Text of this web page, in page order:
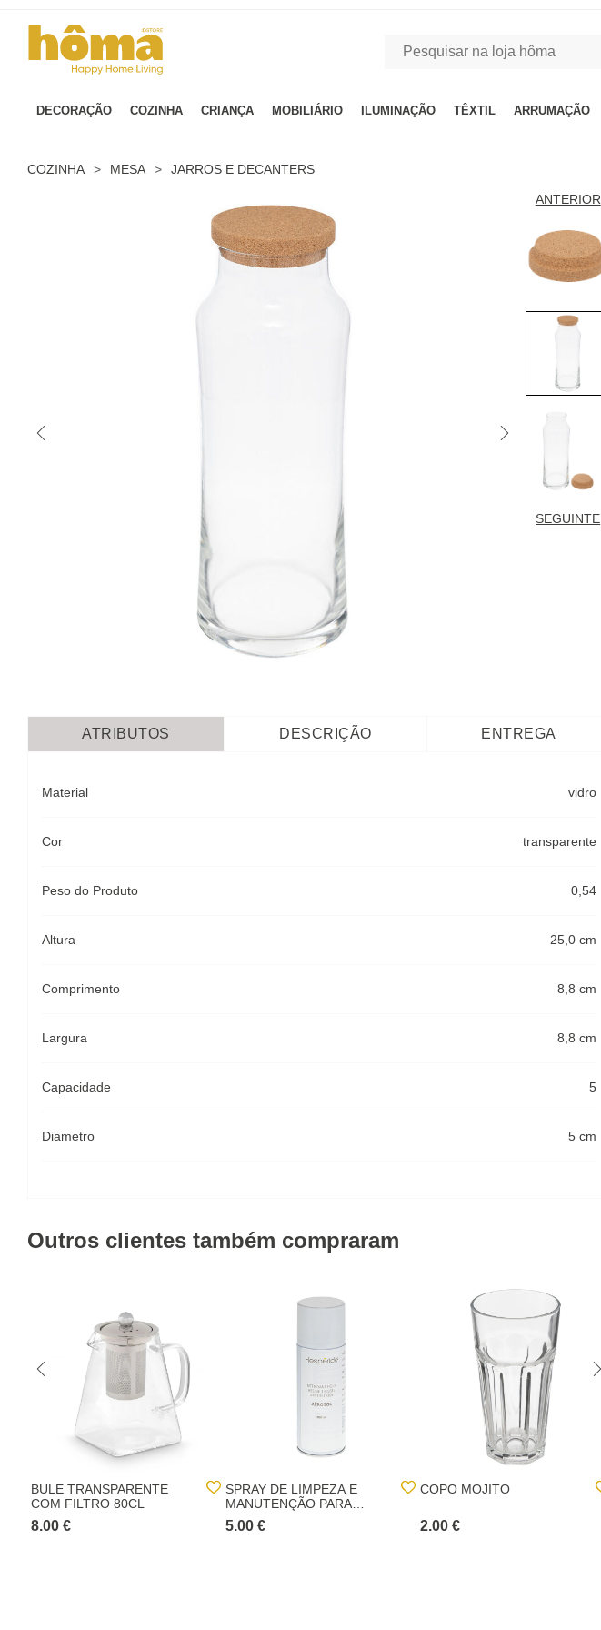
DECORAÇÃO COZINHA CRIANÇA MOBILIÁRIO ILUMINAÇÃO TÊXTIL ARRUMAÇÃO
COZINHA > MESA > JARROS E DECANTERS
ANTERIOR
SEGUINTE
ATRIBUTOS DESCRIÇÃO ENTREGA
Material vidro
Cor transparente
Peso do Produto 0,54
Altura 25,0 cm
Comprimento 8,8 cm
Largura 8,8 cm
Capacidade 5
Diametro 5 cm
Outros clientes também compraram
BULE TRANSPARENTE
COM FILTRO 80CL
8.00 €
SPRAY DE LIMPEZA E
MANUTENÇÃO PARA
RATTAN
5.00 €
COPO MOJITO
2.00 €